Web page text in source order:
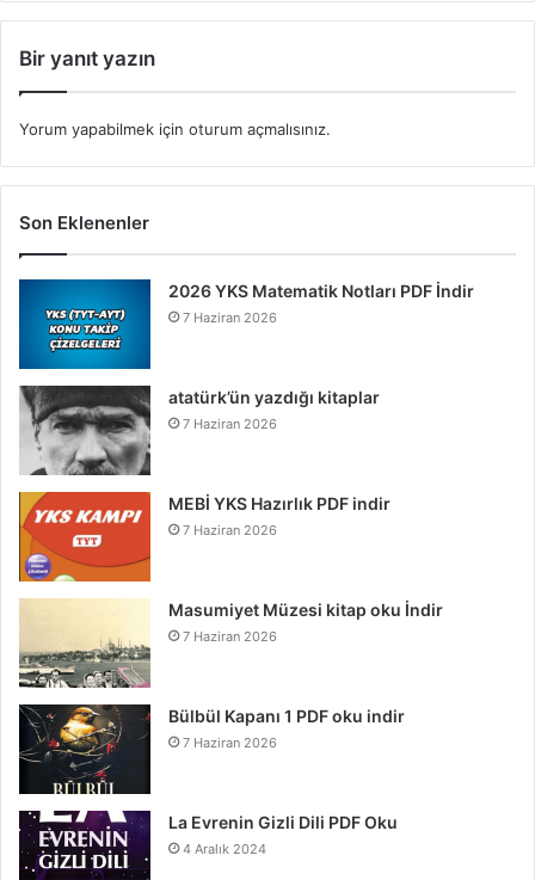
Bir yanıt yazın
Yorum yapabilmek için oturum açmalısınız.
Son Eklenenler
2026 YKS Matematik Notları PDF İndir
7 Haziran 2026
atatürk’ün yazdığı kitaplar
7 Haziran 2026
MEBİ YKS Hazırlık PDF indir
7 Haziran 2026
Masumiyet Müzesi kitap oku İndir
7 Haziran 2026
Bülbül Kapanı 1 PDF oku indir
7 Haziran 2026
La Evrenin Gizli Dili PDF Oku
4 Aralık 2024